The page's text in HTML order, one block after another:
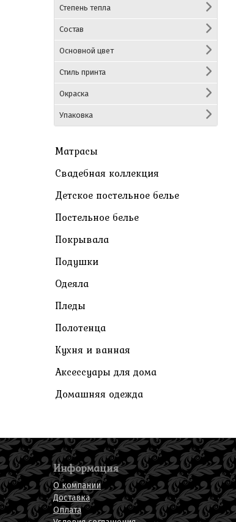
Степень тепла
Состав
Основной цвет
Стиль принта
Окраска
Упаковка
Матрасы
Свадебная коллекция
Детское постельное белье
Постельное белье
Покрывала
Подушки
Одеяла
Пледы
Полотенца
Кухня и ванная
Аксессуары для дома
Домашняя одежда
Информация
О компании
Доставка
Оплата